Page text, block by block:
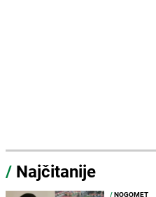
/ Najčitanije
/NOGOMET